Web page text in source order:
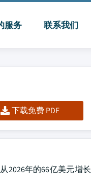
服务 联系我们
下载免费 PDF
2026年的66亿美元增长